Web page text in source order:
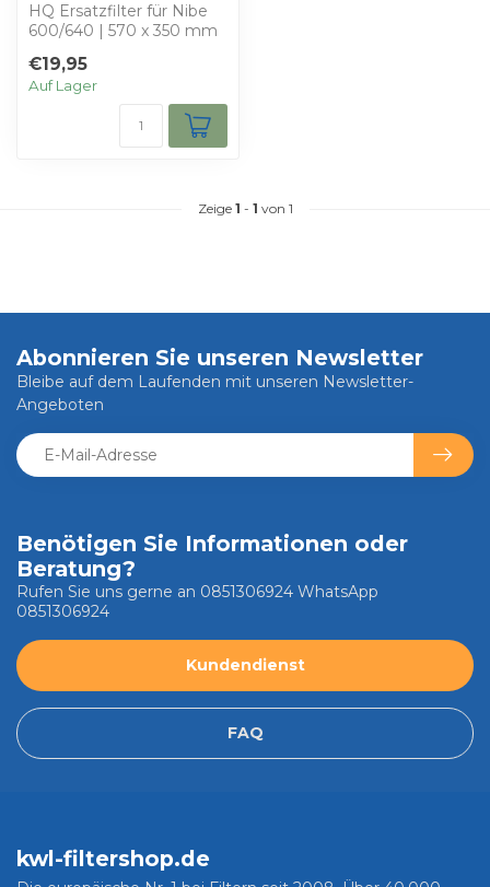
HQ Ersatzfilter für Nibe
600/640 | 570 x 350 mm
Filter...
€19,95
Auf Lager
Zeige 1 - 1 von 1
Benötigen Sie Informationen oder
Beratung?
Rufen Sie uns gerne an 0851306924 WhatsApp
0851306924
Kundendienst
FAQ
Abonnieren Sie unseren Newsletter
Bleibe auf dem Laufenden mit unseren Newsletter-
Angeboten
kwl-filtershop.de